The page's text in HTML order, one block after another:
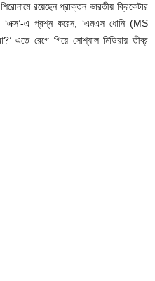
রয়েছেন প্রাক্তন ভারতীয় ক্রিকেটার
এ প্রশ্ন করেন, ‘এমএস ধোনি (MS
এতে রেগে গিয়ে সোশ্যাল মিডিয়ায় তীব্র